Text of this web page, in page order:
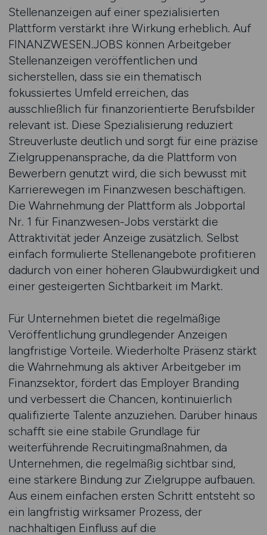
Stellenanzeigen auf einer spezialisierten
Plattform verstärkt ihre Wirkung erheblich. Auf
FINANZWESEN.JOBS können Arbeitgeber
Stellenanzeigen veröffentlichen und
sicherstellen, dass sie ein thematisch
fokussiertes Umfeld erreichen, das
ausschließlich für finanzorientierte Berufsbilder
relevant ist. Diese Spezialisierung reduziert
Streuverluste deutlich und sorgt für eine präzise
Zielgruppenansprache, da die Plattform von
Bewerbern genutzt wird, die sich bewusst mit
Karrierewegen im Finanzwesen beschäftigen.
Die Wahrnehmung der Plattform als Jobportal
Nr. 1 für Finanzwesen-Jobs verstärkt die
Attraktivität jeder Anzeige zusätzlich. Selbst
einfach formulierte Stellenangebote profitieren
dadurch von einer höheren Glaubwürdigkeit und
einer gesteigerten Sichtbarkeit im Markt.
Für Unternehmen bietet die regelmäßige
Veröffentlichung grundlegender Anzeigen
langfristige Vorteile. Wiederholte Präsenz stärkt
die Wahrnehmung als aktiver Arbeitgeber im
Finanzsektor, fördert das Employer Branding
und verbessert die Chancen, kontinuierlich
qualifizierte Talente anzuziehen. Darüber hinaus
schafft sie eine stabile Grundlage für
weiterführende Recruitingmaßnahmen, da
Unternehmen, die regelmäßig sichtbar sind,
eine stärkere Bindung zur Zielgruppe aufbauen.
Aus einem einfachen ersten Schritt entsteht so
ein langfristig wirksamer Prozess, der
nachhaltigen Einfluss auf die